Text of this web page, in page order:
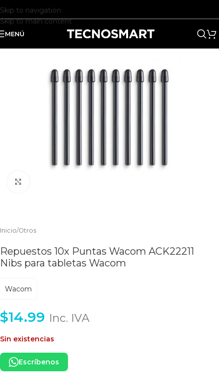
Skip to navigation
Skip to main content
MENÚ
Inicio/Otros
Repuestos 10x Puntas Wacom ACK22211
Nibs para tabletas Wacom
Wacom
$14.99 Inc. IVA
Sin existencias
Escríbenos